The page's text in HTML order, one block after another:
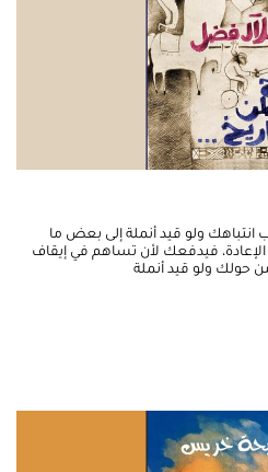
انتباهك ولو قيد أنملة إلى بعض ما
فيدفعك لأن تساهم في إيقاف
من حولك ولو قيد أنملة